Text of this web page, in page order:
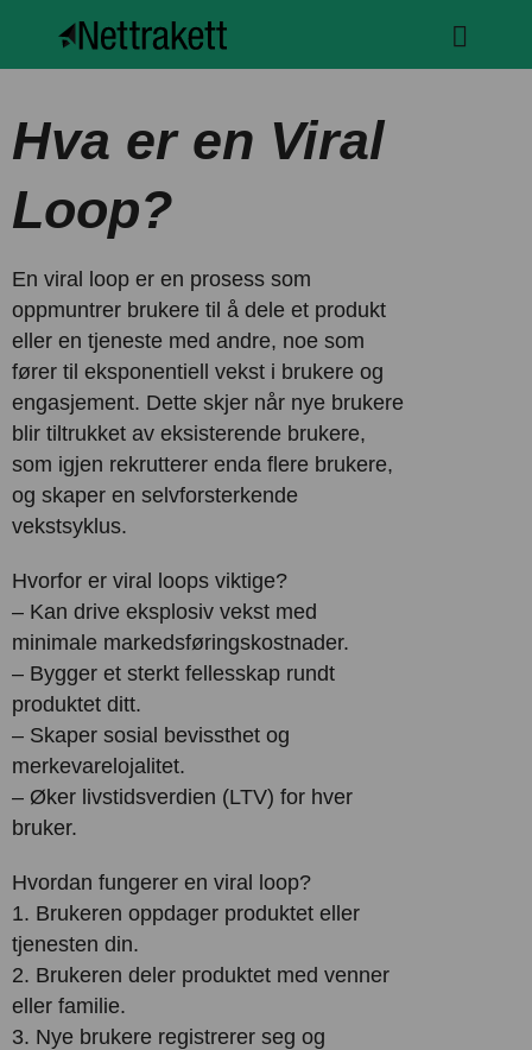
Hva er en Viral
Loop?
En viral loop er en prosess som
oppmuntrer brukere til å dele et produkt
eller en tjeneste med andre, noe som
fører til eksponentiell vekst i brukere og
engasjement. Dette skjer når nye brukere
blir tiltrukket av eksisterende brukere,
som igjen rekrutterer enda flere brukere,
og skaper en selvforsterkende
vekstsyklus.
Hvorfor er viral loops viktige?
– Kan drive eksplosiv vekst med
minimale markedsføringskostnader.
– Bygger et sterkt fellesskap rundt
produktet ditt.
– Skaper sosial bevissthet og
merkevarelojalitet.
– Øker livstidsverdien (LTV) for hver
bruker.
Hvordan fungerer en viral loop?
1. Brukeren oppdager produktet eller
tjenesten din.
2. Brukeren deler produktet med venner
eller familie.
3. Nye brukere registrerer seg og